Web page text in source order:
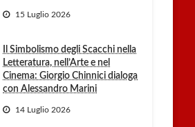
15 Luglio 2026
Il Simbolismo degli Scacchi nella
Letteratura, nell’Arte e nel
Cinema: Giorgio Chinnici dialoga
con Alessandro Marini
14 Luglio 2026